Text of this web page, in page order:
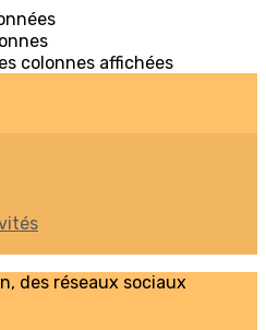
colonnes affichées
des réseaux sociaux